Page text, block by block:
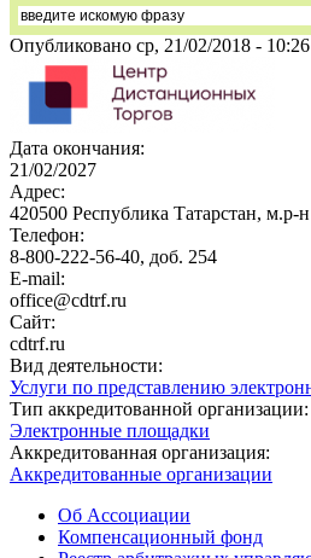
Опубликовано ср, 21/02/2018 - 10:26
Дата окончания:
21/02/2027
Адрес:
420500 Республика Татарстан, м.р-
Телефон:
8-800-222-56-40, доб. 254
E-mail:
office@cdtrf.ru
Сайт:
cdtrf.ru
Вид деятельности:
Услуги по представлению
Тип аккредитованной организации:
Электронные площадки
Аккредитованная организация:
Аккредитованные организации
Об Ассоциации
Компенсационный фонд